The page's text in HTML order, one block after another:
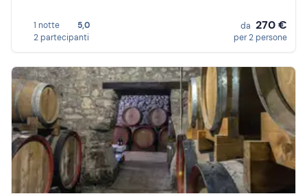
1 notte
5,0
2 partecipanti
da 270 €
per 2 persone